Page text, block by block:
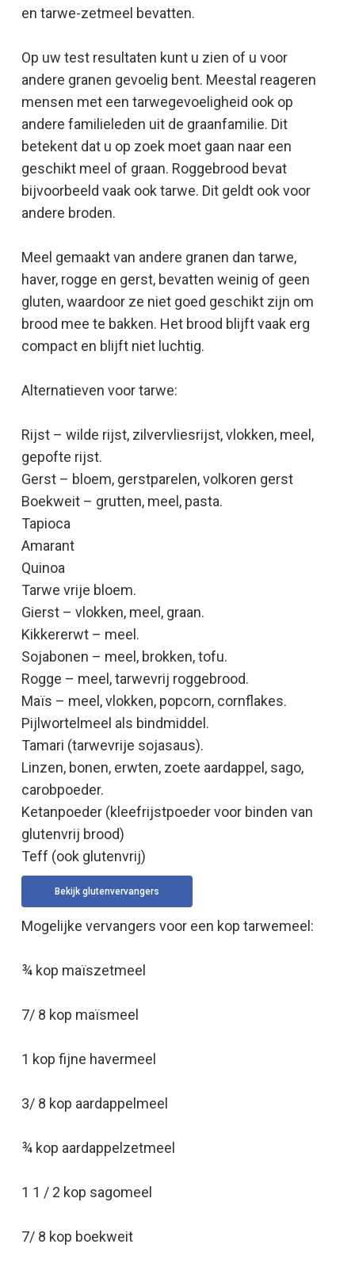
en tarwe-zetmeel bevatten.
Op uw test resultaten kunt u zien of u voor
andere granen gevoelig bent. Meestal reageren
mensen met een tarwegevoeligheid ook op
andere familieleden uit de graanfamilie. Dit
betekent dat u op zoek moet gaan naar een
geschikt meel of graan. Roggebrood bevat
bijvoorbeeld vaak ook tarwe. Dit geldt ook voor
andere broden.
Meel gemaakt van andere granen dan tarwe,
haver, rogge en gerst, bevatten weinig of geen
gluten, waardoor ze niet goed geschikt zijn om
brood mee te bakken. Het brood blijft vaak erg
compact en blijft niet luchtig.
Alternatieven voor tarwe:
Rijst – wilde rijst, zilvervliesrijst, vlokken, meel,
gepofte rijst.
Gerst – bloem, gerstparelen, volkoren gerst
Boekweit – grutten, meel, pasta.
Tapioca
Amarant
Quinoa
Tarwe vrije bloem.
Gierst – vlokken, meel, graan.
Kikkererwt – meel.
Sojabonen – meel, brokken, tofu.
Rogge – meel, tarwevrij roggebrood.
Maïs – meel, vlokken, popcorn, cornflakes.
Pijlwortelmeel als bindmiddel.
Tamari (tarwevrije sojasaus).
Linzen, bonen, erwten, zoete aardappel, sago,
carobpoeder.
Ketanpoeder (kleefrijstpoeder voor binden van
glutenvrij brood)
Teff (ook glutenvrij)
Bekijk glutenvervangers
Mogelijke vervangers voor een kop tarwemeel:
¾ kop maïszetmeel
7/ 8 kop maïsmeel
1 kop fijne havermeel
3/ 8 kop aardappelmeel
¾ kop aardappelzetmeel
1 1 / 2 kop sagomeel
7/ 8 kop boekweit